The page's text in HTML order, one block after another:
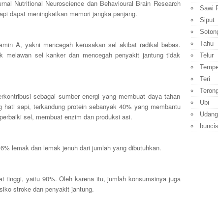
Nutritional Neuroscience dan Behavioural Brain Research
dapat meningkatkan memori jangka panjang.
A, yakni mencegah kerusakan sel akibat radikal bebas.
melawan sel kanker dan mencegah penyakit jantung tidak
sebagai sumber energi yang membuat daya tahan
sapi, terkandung protein sebanyak 40% yang membantu
sel, membuat enzim dan produksi asi.
lemak dan lemak jenuh dari jumlah yang dibutuhkan.
tinggi, yaitu 90%. Oleh karena itu, jumlah konsumsinya juga
stroke dan penyakit jantung.
Sawi
Siput
Tahu
Telur
Teri
Ubi
Udang
buncis